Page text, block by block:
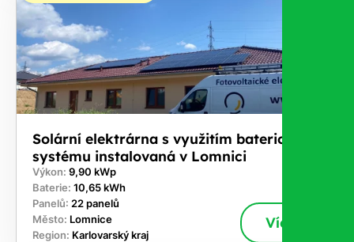
Solární elektrárna s využitím bateriového
systému instalovaná v Lomnici
Výkon: 9,90 kWp
Baterie: 10,65 kWh
Panelů: 22 panelů
Město: Lomnice
Region: Karlovarský kraj
Více